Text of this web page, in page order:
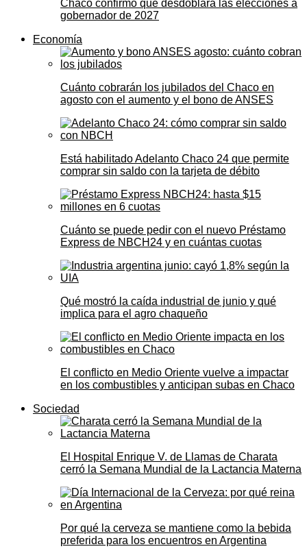
Chaco confirmó que desdoblará las elecciones a
gobernador de 2027
Economía
Cuánto cobrarán los jubilados del Chaco en
agosto con el aumento y el bono de ANSES
Está habilitado Adelanto Chaco 24 que permite
comprar sin saldo con la tarjeta de débito
Cuánto se puede pedir con el nuevo Préstamo
Express de NBCH24 y en cuántas cuotas
Qué mostró la caída industrial de junio y qué
implica para el agro chaqueño
El conflicto en Medio Oriente vuelve a impactar
en los combustibles y anticipan subas en Chaco
Sociedad
El Hospital Enrique V. de Llamas de Charata
cerró la Semana Mundial de la Lactancia Materna
Por qué la cerveza se mantiene como la bebida
preferida para los encuentros en Argentina